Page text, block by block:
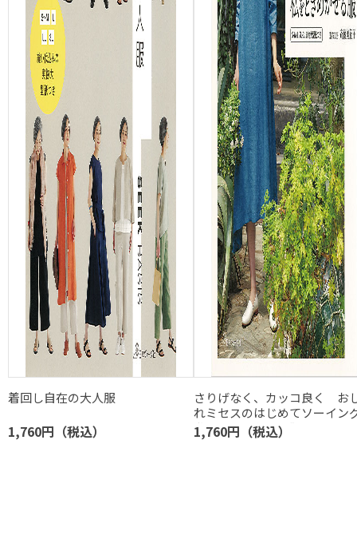
着回し自在の大人服
1,760円（税込）
さりげなく、カッコ良く お
れミセスのはじめてソーイ
私をときめかせる服
1,760円（税込）